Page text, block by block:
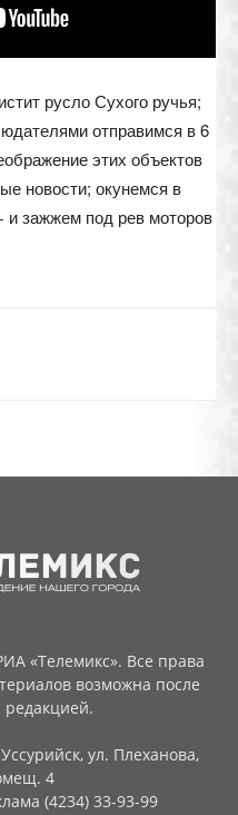
русло Сухого ручья;
отправимся в 6
этих объектов
новости; окунемся в
и зажжем под рев моторов
«Телемикс». Все права
возможна после
редакцией.
ул. Плеханова,
4
(4234) 33-93-99